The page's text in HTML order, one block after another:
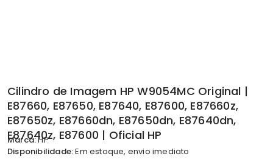
Cilindro de Imagem HP W9054MC Original |
E87660, E87650, E87640, E87600, E87660z,
E87650z, E87660dn, E87650dn, E87640dn,
E87640z, E87600 | Oficial HP
Marca:HP
Disponibilidade:Em estoque, envio imediato